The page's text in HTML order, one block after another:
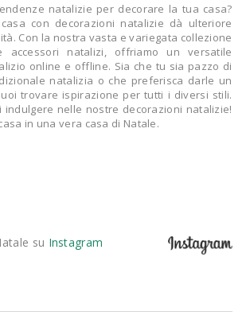
natalizie per decorare la tua casa?
con decorazioni natalizie dà ulteriore
Con la nostra vasta e variegata collezione
accessori natalizi, offriamo un versatile
online e offline. Sia che tu sia pazzo di
natalizia o che preferisca darle un
trovare ispirazione per tutti i diversi stili.
indulgere nelle nostre decorazioni natalizie!
in una vera casa di Natale.
su Instagram